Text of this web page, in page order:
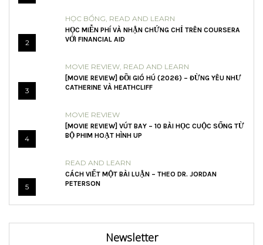
2
HỌC BỔNG READ AND LEARN
HỌC MIỄN PHÍ VÀ NHẬN CHỨNG CHỈ TRÊN COURSERA
VỚI FINANCIAL AID
3
MOVIE REVIEW READ AND LEARN
[MOVIE REVIEW] ĐỒI GIÓ HÚ (2026) – ĐỪNG YÊU NHƯ
CATHERINE VÀ HEATHCLIFF
4
MOVIE REVIEW
[MOVIE REVIEW] VÚT BAY – 10 BÀI HỌC CUỘC SỐNG TỪ
BỘ PHIM HOẠT HÌNH UP
5
READ AND LEARN
CÁCH VIẾT MỘT BÀI LUẬN – THEO DR. JORDAN
PETERSON
Newsletter